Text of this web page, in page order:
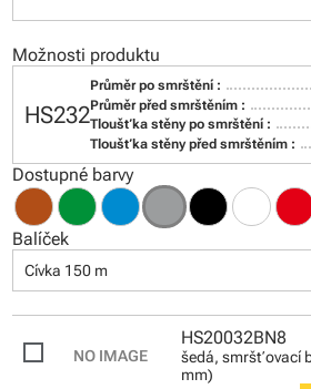
Možnosti produktu
HS232
Průměr po smrštění :
Průměr před smrštěním :
Tloušťka stěny po smrštění :
Tloušťka stěny před smrštěním :
Dostupné barvy
Balíček
Cívka 150 m
HS20032BN8
šedá, smršťovací
mm)